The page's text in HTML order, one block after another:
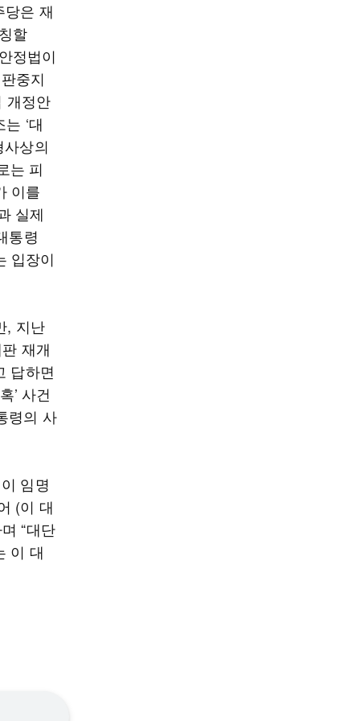
당은 재
할
정법이
중지
개정안
‘대
상의
는 피
이를
실제
통령
입장이
, 지난
재개
답하면
’ 사건
령의 사
임명
(이 대
“대단
이 대